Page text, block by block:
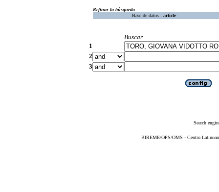
Refinar la búsqueda
Base de datos : article
Buscar
1
2
3
Search
BIREME/OPS/OMS - Centro